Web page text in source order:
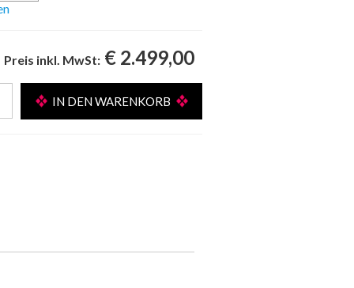
Preis inkl. MwSt: € 2.499,00